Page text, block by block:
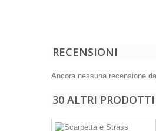
RECENSIONI
Ancora nessuna recensione
30 ALTRI